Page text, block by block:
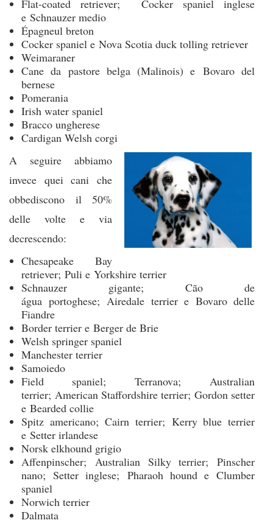
Flat-coated retriever; Cocker spaniel inglese
e Schnauzer medio
Épagneul breton
Cocker spaniel e Nova Scotia duck tolling retriever
Weimaraner
Cane da pastore belga (Malinois) e Bovaro del
bernese
Pomerania
Irish water spaniel
Bracco ungherese
Cardigan Welsh corgi
A seguire abbiamo
invece quei cani che
obbediscono il 50%
delle volte e via
decrescendo:
Chesapeake Bay
retriever; Puli e Yorkshire terrier
Schnauzer gigante; Cão de
água portoghese; Airedale terrier e Bovaro delle
Fiandre
Border terrier e Berger de Brie
Welsh springer spaniel
Manchester terrier
Samoiedo
Field spaniel; Terranova; Australian
terrier; American Staffordshire terrier; Gordon setter
e Bearded collie
Spitz americano; Cairn terrier; Kerry blue terrier
e Setter irlandese
Norsk elkhound grigio
Affenpinscher; Australian Silky terrier; Pinscher
nano; Setter inglese; Pharaoh hound e Clumber
spaniel
Norwich terrier
Dalmata